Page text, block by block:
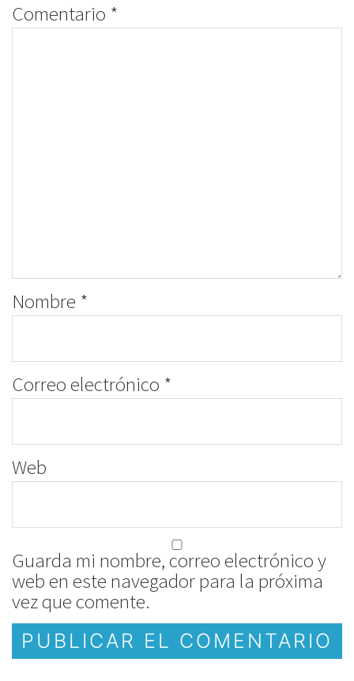
Comentario *
Nombre *
Correo electrónico *
Web
Guarda mi nombre, correo electrónico y
web en este navegador para la próxima
vez que comente.